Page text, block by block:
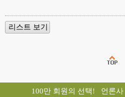
100만 회원의 선택! 언론사